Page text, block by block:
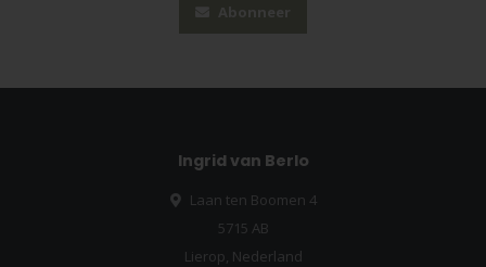
Abonneer
Ingrid van Berlo
Laan ten Boomen 4
5715 AB
Lierop, Nederland